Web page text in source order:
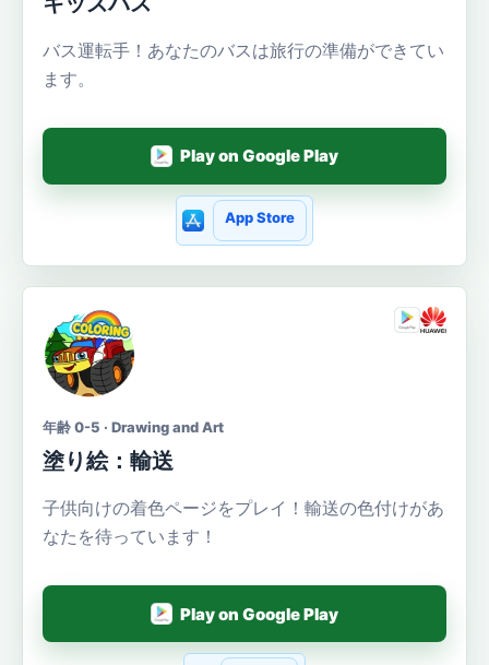
バス運転手！あなたのバスは旅行の準備ができてい
ます。
Play on Google Play
App Store
年齢 0-5 · Drawing and Art
塗り絵：輸送
子供向けの着色ページをプレイ！輸送の色付けがあ
なたを待っています！
Play on Google Play